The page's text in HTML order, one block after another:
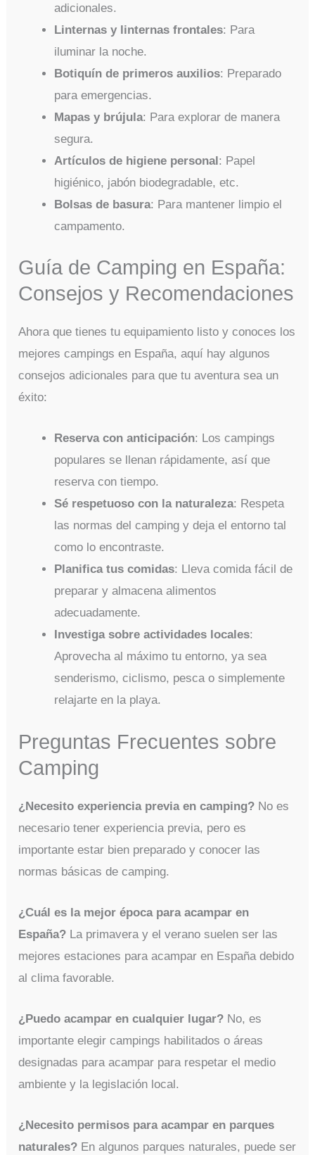
adicionales.
Linternas y linternas frontales: Para
iluminar la noche.
Botiquín de primeros auxilios: Preparado
para emergencias.
Mapas y brújula: Para explorar de manera
segura.
Artículos de higiene personal: Papel
higiénico, jabón biodegradable, etc.
Bolsas de basura: Para mantener limpio el
campamento.
Guía de Camping en España:
Consejos y Recomendaciones
Ahora que tienes tu equipamiento listo y conoces los
mejores campings en España, aquí hay algunos
consejos adicionales para que tu aventura sea un
éxito:
Reserva con anticipación: Los campings
populares se llenan rápidamente, así que
reserva con tiempo.
Sé respetuoso con la naturaleza: Respeta
las normas del camping y deja el entorno tal
como lo encontraste.
Planifica tus comidas: Lleva comida fácil de
preparar y almacena alimentos
adecuadamente.
Investiga sobre actividades locales:
Aprovecha al máximo tu entorno, ya sea
senderismo, ciclismo, pesca o simplemente
relajarte en la playa.
Preguntas Frecuentes sobre
Camping
¿Necesito experiencia previa en camping? No es
necesario tener experiencia previa, pero es
importante estar bien preparado y conocer las
normas básicas de camping.
¿Cuál es la mejor época para acampar en
España? La primavera y el verano suelen ser las
mejores estaciones para acampar en España debido
al clima favorable.
¿Puedo acampar en cualquier lugar? No, es
importante elegir campings habilitados o áreas
designadas para acampar para respetar el medio
ambiente y la legislación local.
¿Necesito permisos para acampar en parques
naturales? En algunos parques naturales, puede ser